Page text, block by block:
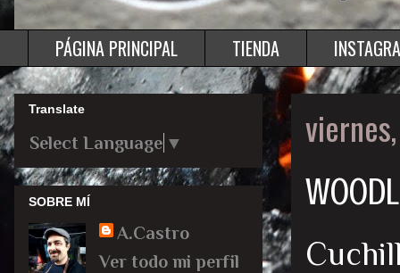
PÁGINA PRINCIPAL TIENDA
Translate
Select Language ▼
SOBRE MÍ
A.Castro
Ver todo mi perfil